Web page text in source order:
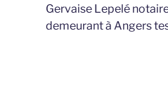
Gervaise Lepelé
demeurant à Angers